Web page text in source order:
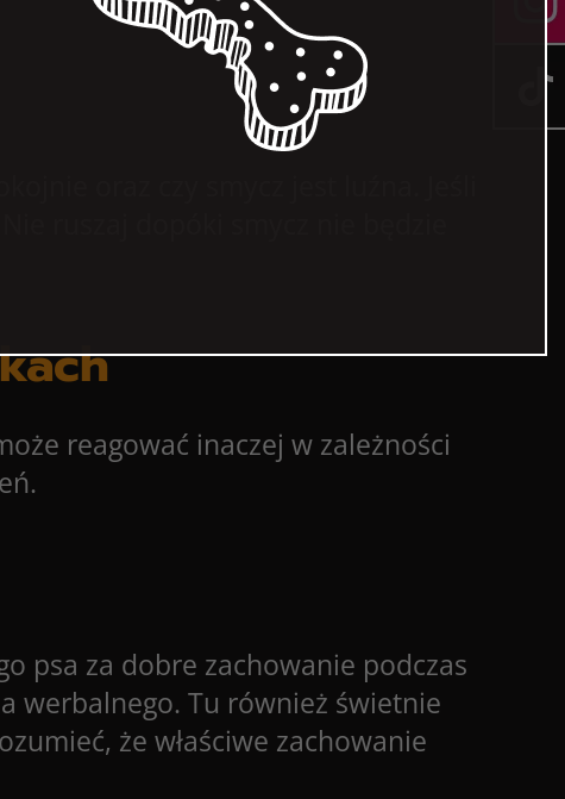
oraz czy smycz jest luźna. Jeśli
ruszaj dopóki smycz nie będzie
reagować inaczej w zależności
psa za dobre zachowanie podczas
werbalnego. Tu również świetnie
że właściwe zachowanie